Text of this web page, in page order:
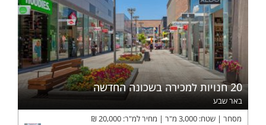
20 חנויות למכירה בשכונה החדשה
באר שבע
מסחר
שטח: 3,000 מ"ר מחיר למ"ר: 20,000
₪